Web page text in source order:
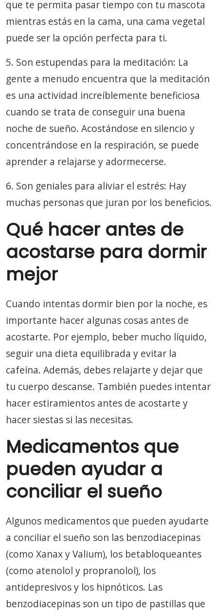
que te permita pasar tiempo con tu mascota
mientras estás en la cama, una cama vegetal
puede ser la opción perfecta para ti.
5. Son estupendas para la meditación: La
gente a menudo encuentra que la meditación
es una actividad increíblemente beneficiosa
cuando se trata de conseguir una buena
noche de sueño. Acostándose en silencio y
concentrándose en la respiración, se puede
aprender a relajarse y adormecerse.
6. Son geniales para aliviar el estrés: Hay
muchas personas que juran por los beneficios.
Qué hacer antes de
acostarse para dormir
mejor
Cuando intentas dormir bien por la noche, es
importante hacer algunas cosas antes de
acostarte. Por ejemplo, beber mucho líquido,
seguir una dieta equilibrada y evitar la
cafeína. Además, debes relajarte y dejar que
tu cuerpo descanse. También puedes intentar
hacer estiramientos antes de acostarte y
hacer siestas si las necesitas.
Medicamentos que
pueden ayudar a
conciliar el sueño
Algunos medicamentos que pueden ayudarte
a conciliar el sueño son las benzodiacepinas
(como Xanax y Valium), los betabloqueantes
(como atenolol y propranolol), los
antidepresivos y los hipnóticos. Las
benzodiacepinas son un tipo de pastillas que